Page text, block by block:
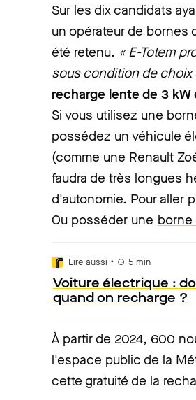
Sur les dix candidats
un opérateur de bornes
été retenu. « E-Totem
sous condition de
recharge lente de 3
Si vous utilisez une
possédez un véhicule
(comme une Renault
faudra de très longues
d'autonomie. Pour aller
Ou posséder une borne
Lire aussi • 5 min
Voiture électrique :
quand on recharge ?
À partir de 2024, 600
l'espace public de la
cette gratuité de la